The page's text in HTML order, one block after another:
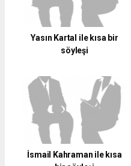
Yasın Kartal ile kısa bir
söyleşi
İsmail Kahraman ile kısa